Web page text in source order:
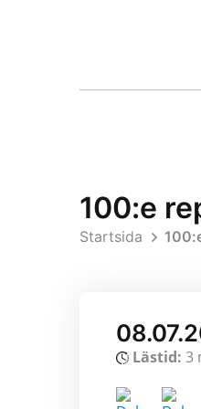
100:e
Startsida
Lästid: 3